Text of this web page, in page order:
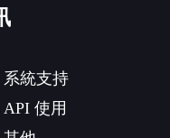
系統支持
API 使用